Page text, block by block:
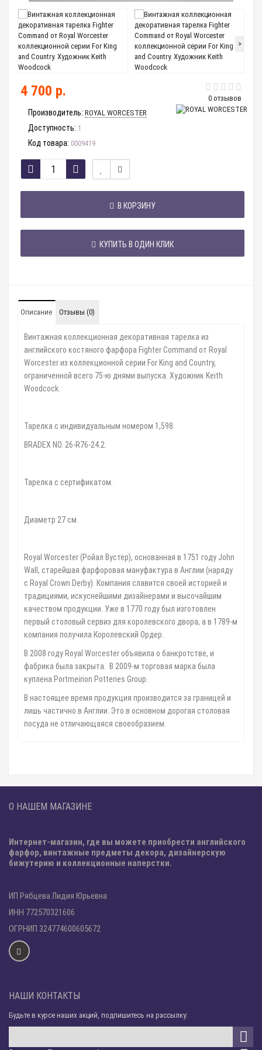
>
0 отзывов
4 700 р.
Производитель: ROYAL WORCESTER
Доступность: 1
Код товара: 0009419
В КОРЗИНУ
КУПИТЬ В ОДИН КЛИК
Описание Отзывы (0)
Винтажная коллекционная декоративная тарелка из
английского костяного фарфора Fighter Command oт Royal
Worcester из коллекционной серии For King and Country,
ограниченной всего 75-ю днями выпуска. Художник Keith
Woodcock.
Тарелка с индивидуальным номером 1,598.
BRADEX NO. 26-R76-24.2.
Тарелка с сертификатом.
Диаметр 27 см.
Royal Worcester (Ройал Вустер), основанная в 1751 году John
Wall, старейшая фарфоровая мануфактура в Англии (наряду
с Royal Crown Derby). Компания славится своей историей и
традициями, искуснейшими дизайнерами и высочайшим
качеством продукции. Уже в 1770 году был изготовлен
первый столовый сервиз для королевского двора, а в 1789-м
компания получила Королевский Ордер.
В 2008 году Royal Worcester объявила о банкротстве, и
фабрика была закрыта. В 2009-м торговая марка была
куплена Portmeirion Potteries Group.
В настоящее время продукция производится за границей и
лишь частично в Англии. Это в основном дорогая столовая
посуда не отличающаяся своеобразием.
О НАШЕМ МАГАЗИНЕ
Интернет-магазин, где вы можете приобрести английского
фарфор, винтажные предметы декора, дизайнерскую
бижутерию и коллекционные наперстки.
ИП Рябцева Лидия Юрьевна
ИНН 772570321606
ОГРНИП 324774600605672
НАШИ КОНТАКТЫ
Будьте в курсе наших акций, подпишитесь на рассылку: